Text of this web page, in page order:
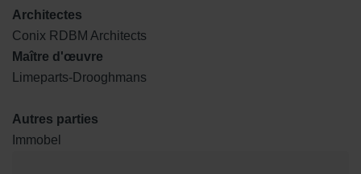
Architectes
Conix RDBM Architects
Maître d'œuvre
Limeparts-Drooghmans
Autres parties
Immobel